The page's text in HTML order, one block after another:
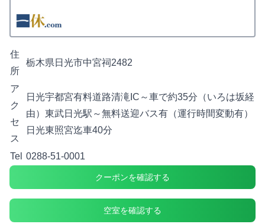
住
所
栃木県日光市中宮祠2482
ア
ク
セ
ス
日光宇都宮有料道路清滝IC～車で約35分（いろは坂経
由）東武日光駅～無料送迎バス有（運行時間変動有）
日光東照宮迄車40分
Tel 0288-51-0001
クーポンを確認する
空室を確認する